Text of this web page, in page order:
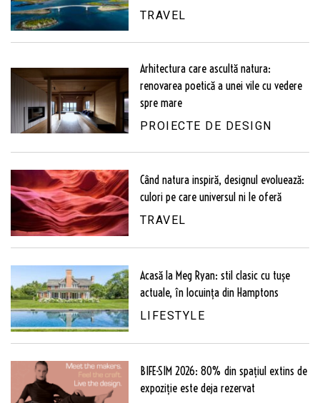
TRAVEL
Arhitectura care ascultă natura:
renovarea poetică a unei vile cu vedere
spre mare
PROIECTE DE DESIGN
Când natura inspiră, designul evoluează:
culori pe care universul ni le oferă
TRAVEL
Acasă la Meg Ryan: stil clasic cu tușe
actuale, în locuința din Hamptons
LIFESTYLE
BIFE-SIM 2026: 80% din spațiul extins de
expoziție este deja rezervat